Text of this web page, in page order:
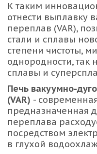
К таким
отнести выплавку
переплав (VAR),
стали и сплавы
степени чистоты,
однородности, так
сплавы и
Печь вакуумно-
(VAR) -
предназначенная
переплава
посредством
в глухой